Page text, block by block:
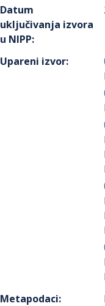
Datum
uključivanja izvora
u NIPP:
Upareni izvor:
Metapodaci: